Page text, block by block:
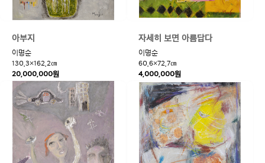
아부지
이명순
130.3×162.2㎝
20,000,000원
자세히 보면 아름답다
이명순
60.6×72.7㎝
4,000,000원